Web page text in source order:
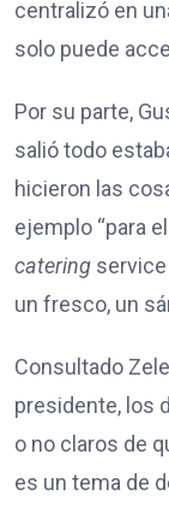
centralizó en
solo puede
Por su parte,
salió todo
hicieron las
ejemplo “para
catering
un fresco, un
Consultado
presidente, los
o no claros de
es un tema de